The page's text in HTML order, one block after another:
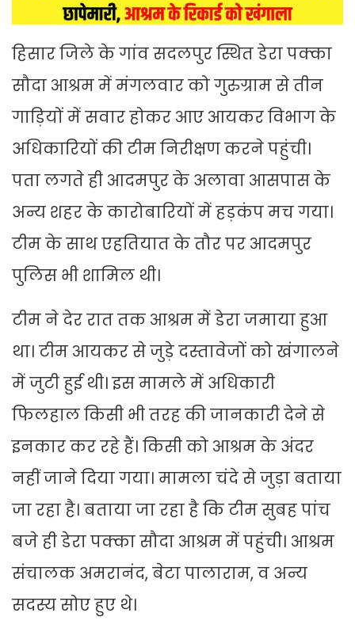
हिसार जिले के गांव सदलपुर स्थित डेरा पक्का
सौदा आश्रम में मंगलवार को गुरुग्राम से तीन
गाड़ियों में सवार होकर आए आयकर विभाग के
अधिकारियों की टीम निरीक्षण करने पहुंची।
पता लगते ही आदमपुर के अलावा आसपास के
अन्य शहर के कारोबारियों में हड़कंप मच गया।
टीम के साथ एहतियात के तौर पर आदमपुर
पुलिस भी शामिल थी।
टीम ने देर रात तक आश्रम में डेरा जमाया हुआ
था। टीम आयकर से जुड़े दस्तावेजों को खंगालने
में जुटी हुई थी। इस मामले में अधिकारी
फिलहाल किसी भी तरह की जानकारी देने से
इनकार कर रहे हैं। किसी को आश्रम के अंदर
नहीं जाने दिया गया। मामला चंदे से जुड़ा बताया
जा रहा है। बताया जा रहा है कि टीम सुबह पांच
बजे ही डेरा पक्का सौदा आश्रम में पहुंची। आश्रम
संचालक अमरानंद, बेटा पालाराम, व अन्य
सदस्य सोए हुए थे।